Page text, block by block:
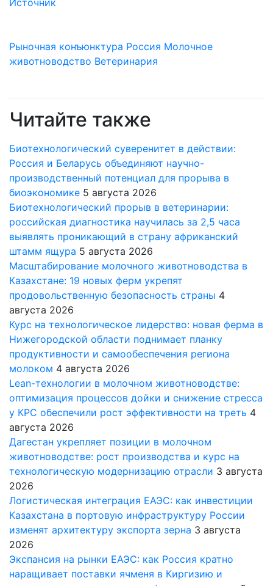
Источник
Рыночная конъюнктура Россия Молочное
животноводство Ветеринария
Читайте также
Биотехнологический суверенитет в действии:
Россия и Беларусь объединяют научно-
производственный потенциал для прорыва в
биоэкономике 5 августа 2026
Биотехнологический прорыв в ветеринарии:
российская диагностика научилась за 2,5 часа
выявлять проникающий в страну африканский
штамм ящура 5 августа 2026
Масштабирование молочного животноводства в
Казахстане: 19 новых ферм укрепят
продовольственную безопасность страны 4
августа 2026
Курс на технологическое лидерство: новая ферма в
Нижегородской области поднимает планку
продуктивности и самообеспечения региона
молоком 4 августа 2026
Lean-технологии в молочном животноводстве:
оптимизация процессов дойки и снижение стресса
у КРС обеспечили рост эффективности на треть 4
августа 2026
Дагестан укрепляет позиции в молочном
животноводстве: рост производства и курс на
технологическую модернизацию отрасли 3 августа
2026
Логистическая интеграция ЕАЭС: как инвестиции
Казахстана в портовую инфраструктуру России
изменят архитектуру экспорта зерна 3 августа
2026
Экспансия на рынки ЕАЭС: как Россия кратно
наращивает поставки ячменя в Киргизию и